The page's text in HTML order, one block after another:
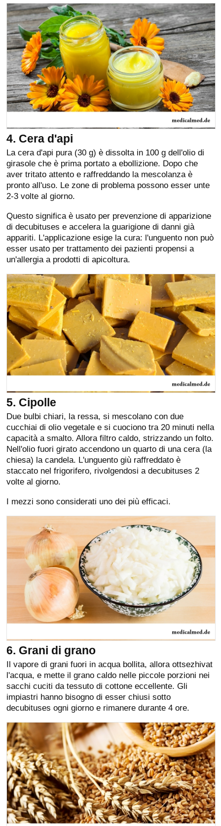
4. Cera d'api
La cera d'api pura (30 g) è dissolta in 100 g dell'olio di
girasole che è prima portato a ebollizione. Dopo che
aver tritato attento e raffreddando la mescolanza è
pronto all'uso. Le zone di problema possono esser unte
2-3 volte al giorno.
Questo significa è usato per prevenzione di apparizione
di decubituses e accelera la guarigione di danni già
appariti. L'applicazione esige la cura: l'unguento non può
esser usato per trattamento dei pazienti propensi a
un'allergia a prodotti di apicoltura.
5. Cipolle
Due bulbi chiari, la ressa, si mescolano con due
cucchiai di olio vegetale e si cuociono tra 20 minuti nella
capacità a smalto. Allora filtro caldo, strizzando un folto.
Nell'olio fuori girato accendono un quarto di una cera (la
chiesa) la candela. L'unguento giù raffreddato è
staccato nel frigorifero, rivolgendosi a decubituses 2
volte al giorno.
I mezzi sono considerati uno dei più efficaci.
6. Grani di grano
Il vapore di grani fuori in acqua bollita, allora ottsezhivat
l'acqua, e mette il grano caldo nelle piccole porzioni nei
sacchi cuciti da tessuto di cottone eccellente. Gli
impiastri hanno bisogno di esser chiusi sotto
decubituses ogni giorno e rimanere durante 4 ore.